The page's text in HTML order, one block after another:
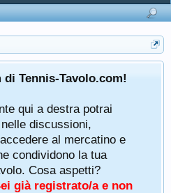
Tennis-Tavolo.com!
qui a destra potrai
discussioni,
al mercatino e
condividono la tua
Cosa aspetti?
già registrato/a e non